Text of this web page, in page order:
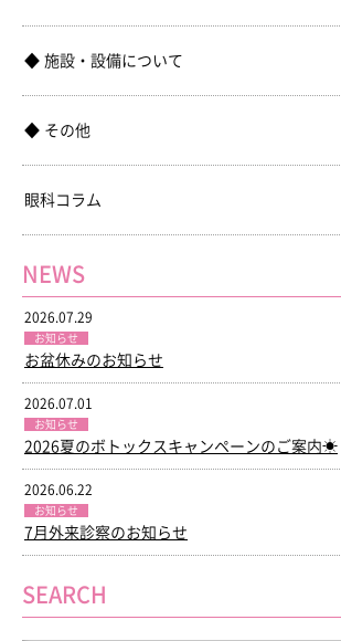
施設・設備について
その他
眼科コラム
NEWS
2026.07.29
お知らせ
お盆休みのお知らせ
2026.07.01
お知らせ
2026夏のボトックスキャンペーンのご案内☀
2026.06.22
お知らせ
7月外来診察のお知らせ
SEARCH